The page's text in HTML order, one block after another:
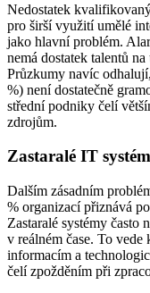
Nedostatek
pro širší využití umělé
jako hlavní problém.
nemá dostatek talentů
Průzkumy navíc
%) není dostatečně
střední podniky čelí
zdrojům.
Zastaralé IT
Dalším zásadním
% organizací přiznává
Zastaralé systémy často
v reálném čase. To
informacím a
čelí zpožděním při